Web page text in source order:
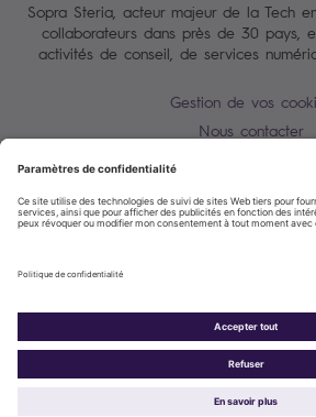
Sopra Steria, acteur majeur de la Tech
collaborateurs dans près de 30 pays,
activités de conseil, de services
Gestion de vos
Nous contacter
Alerte Tentative d'escroquerie /
Accessibilité : partiellement